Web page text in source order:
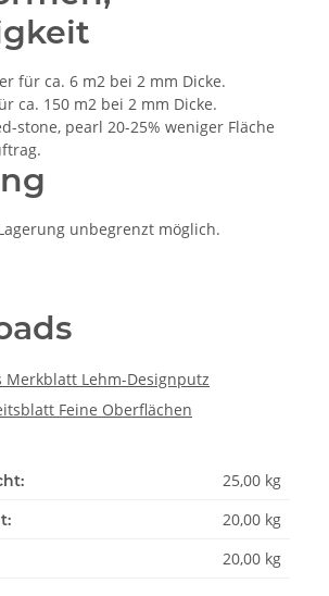
für ca. 6 m2 bei 2 mm Dicke.
ca. 150 m2 bei 2 mm Dicke.
stone, pearl 20-25% weniger Fläche
unbegrenzt möglich.
Merkblatt Lehm-Designputz
Feine Oberflächen
25,00 kg
20,00 kg
20,00 kg